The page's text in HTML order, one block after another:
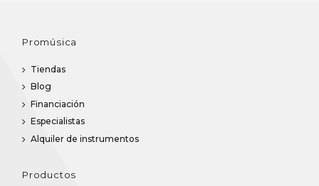
Promúsica
Tiendas
Blog
Financiación
Especialistas
Alquiler de instrumentos
Productos